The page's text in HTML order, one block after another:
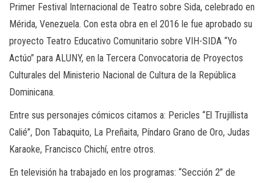
Primer Festival Internacional de Teatro sobre Sida, celebrado en
Mérida, Venezuela. Con esta obra en el 2016 le fue aprobado su
proyecto Teatro Educativo Comunitario sobre VIH-SIDA “Yo
Actúo” para ALUNY, en la Tercera Convocatoria de Proyectos
Culturales del Ministerio Nacional de Cultura de la República
Dominicana.
Entre sus personajes cómicos citamos a: Pericles “El Trujillista
Calié”, Don Tabaquito, La Preñaita, Píndaro Grano de Oro, Judas
Karaoke, Francisco Chichí, entre otros.
En televisión ha trabajado en los programas: “Sección 2” de